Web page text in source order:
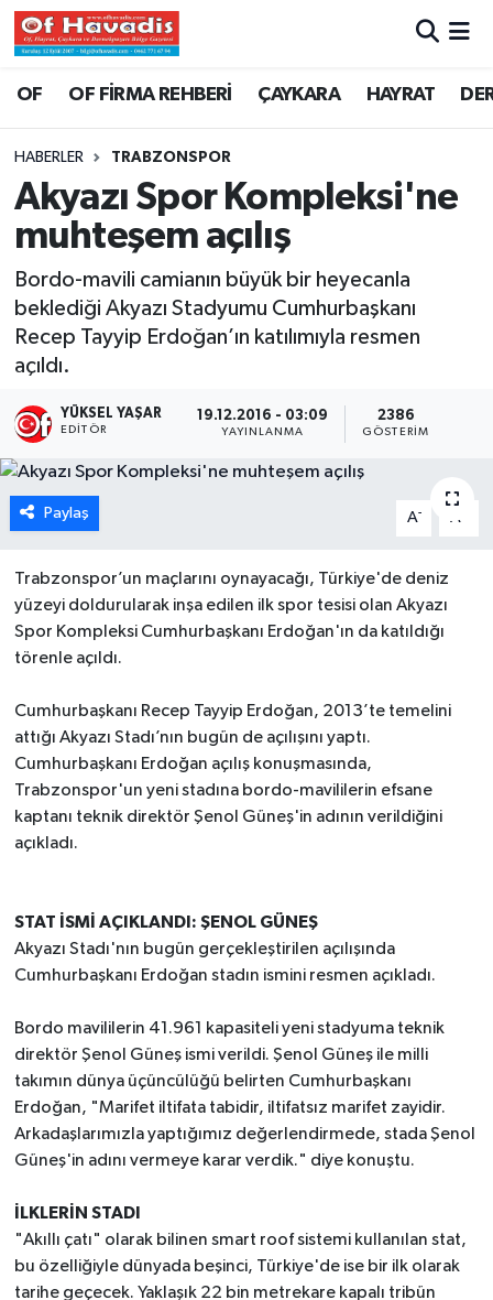
OF OF FİRMA REHBERİ ÇAYKARA HAYRAT
HABERLER TRABZONSPOR
Akyazı Spor Kompleksi'ne
muhteşem açılış
Bordo-mavili camianın büyük bir heyecanla
beklediği Akyazı Stadyumu Cumhurbaşkanı
Recep Tayyip Erdoğan’ın katılımıyla resmen
açıldı.
YÜKSEL YAŞAR
EDITÖR
19.12.2016 - 03:09
YAYINLANMA
2386
GÖSTERIM
Paylaş A- A
Trabzonspor’un maçlarını oynayacağı, Türkiye'de deniz
yüzeyi doldurularak inşa edilen ilk spor tesisi olan Akyazı
Spor Kompleksi Cumhurbaşkanı Erdoğan'ın da katıldığı
törenle açıldı.
Cumhurbaşkanı Recep Tayyip Erdoğan, 2013’te temelini
attığı Akyazı Stadı’nın bugün de açılışını yaptı.
Cumhurbaşkanı Erdoğan açılış konuşmasında,
Trabzonspor'un yeni stadına bordo-mavililerin efsane
kaptanı teknik direktör Şenol Güneş'in adının verildiğini
açıkladı.
STAT İSMİ AÇIKLANDI: ŞENOL GÜNEŞ
Akyazı Stadı'nın bugün gerçekleştirilen açılışında
Cumhurbaşkanı Erdoğan stadın ismini resmen açıkladı.
Bordo mavililerin 41.961 kapasiteli yeni stadyuma teknik
direktör Şenol Güneş ismi verildi. Şenol Güneş ile milli
takımın dünya üçüncülüğü belirten Cumhurbaşkanı
Erdoğan, "Marifet iltifata tabidir, iltifatsız marifet zayidir.
Arkadaşlarımızla yaptığımız değerlendirmede, stada Şenol
Güneş'in adını vermeye karar verdik." diye konuştu.
İLKLERİN STADI
"Akıllı çatı" olarak bilinen smart roof sistemi kullanılan stat,
bu özelliğiyle dünyada beşinci, Türkiye'de ise bir ilk olarak
tarihe geçecek. Yaklaşık 22 bin metrekare kapalı tribün
Trabzon Nöbetçi Eczaneler
Trabzon Namaz Vakitleri
Trabzon Trafik Yoğunluk Haritası
Süper Lig Puan Durumu ve Fikstür
Tüm Manşetler
Son Dakika Haberleri
Haber Arşivi